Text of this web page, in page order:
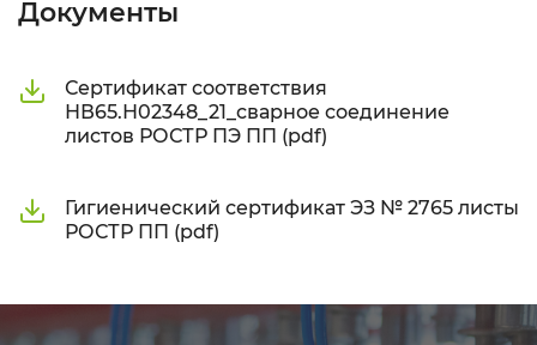
Документы
Сертификат соответствия
НВ65.Н02348_21_сварное соединение
листов РОСТР ПЭ ПП (pdf)
Гигиенический сертификат ЭЗ № 2765 листы
РОСТР ПП (pdf)